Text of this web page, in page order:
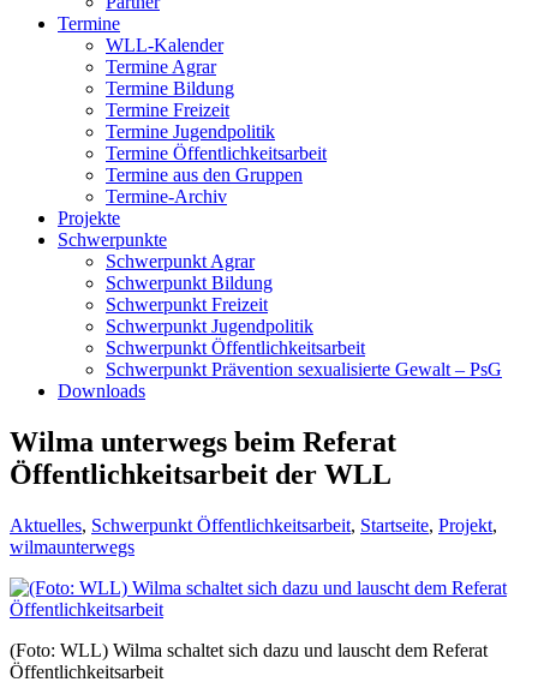
Termine
WLL-Kalender
Termine Agrar
Termine Bildung
Termine Freizeit
Termine Jugendpolitik
Termine Öffentlichkeitsarbeit
Termine aus den Gruppen
Termine-Archiv
Projekte
Schwerpunkte
Schwerpunkt Agrar
Schwerpunkt Bildung
Schwerpunkt Freizeit
Schwerpunkt Jugendpolitik
Schwerpunkt Öffentlichkeitsarbeit
Schwerpunkt Prävention sexualisierte Gewalt – PsG
Downloads
Wilma unterwegs beim Referat
Öffentlichkeitsarbeit der WLL
Aktuelles, Schwerpunkt Öffentlichkeitsarbeit, Startseite, Projekt,
wilmaunterwegs
(Foto: WLL) Wilma schaltet sich dazu und lauscht dem Referat
Öffentlichkeitsarbeit